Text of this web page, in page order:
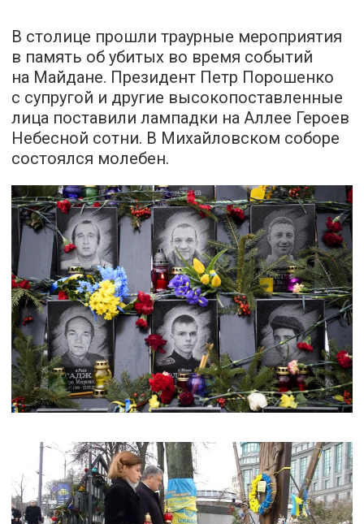
В столице прошли траурные мероприятия
в память об убитых во время событий
на Майдане. Президент Петр Порошенко
с супругой и другие высокопоставленные
лица поставили лампадки на Аллее Героев
Небесной сотни. В Михайловском соборе
состоялся молебен.